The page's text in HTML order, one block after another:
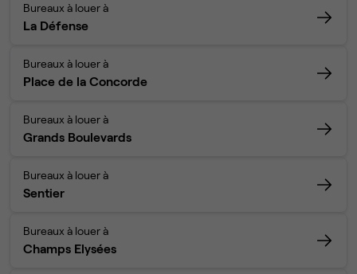
Bureaux à louer à
La Défense
Bureaux à louer à
Place de la Concorde
Bureaux à louer à
Grands Boulevards
Bureaux à louer à
Sentier
Bureaux à louer à
Champs Elysées